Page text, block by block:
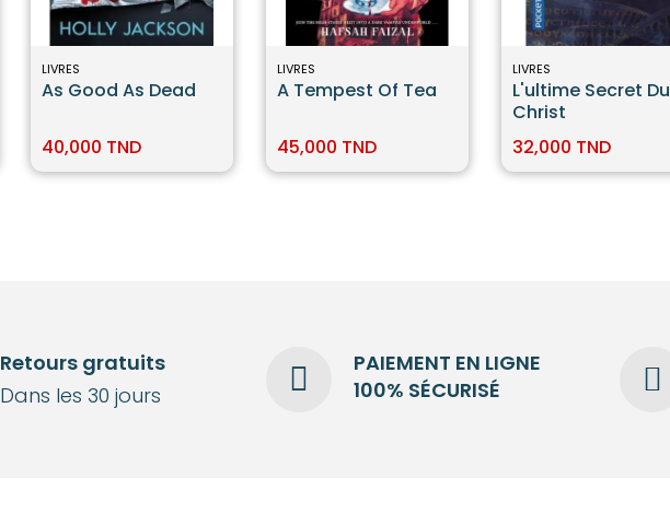
LIVRES
As Good As Dead
40,000 TND
LIVRES
A Tempest Of Tea
45,000 TND
LIVRES
L'ultime Secret Du
Christ
32,000 TND
Retours gratuits
Dans les 30 jours
PAIEMENT EN LIGNE
100% SÉCURISÉ